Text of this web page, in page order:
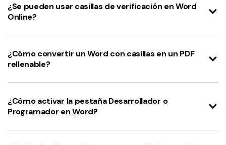
¿Se pueden usar casillas de verificación en Word
Online?
¿Cómo convertir un Word con casillas en un PDF
rellenable?
¿Cómo activar la pestaña Desarrollador o
Programador en Word?